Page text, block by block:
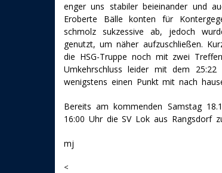
enger uns stabiler beieinander und
Eroberte Bälle konten für
schmolz sukzessive ab, jedoch
genutzt, um näher aufzuschließen.
die HSG-Truppe noch mit zwei
Umkehrschluss leider mit dem
wenigstens einen Punkt mit nach
Bereits am kommenden Samstag
16:00 Uhr die SV Lok aus Rangsdorf
mj
<